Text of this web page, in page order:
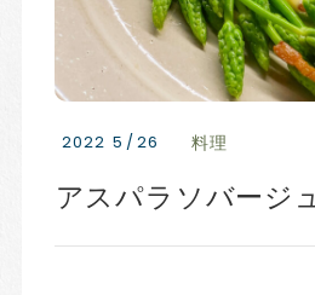
アスパラソバージュ
2022 5 / 26 料理